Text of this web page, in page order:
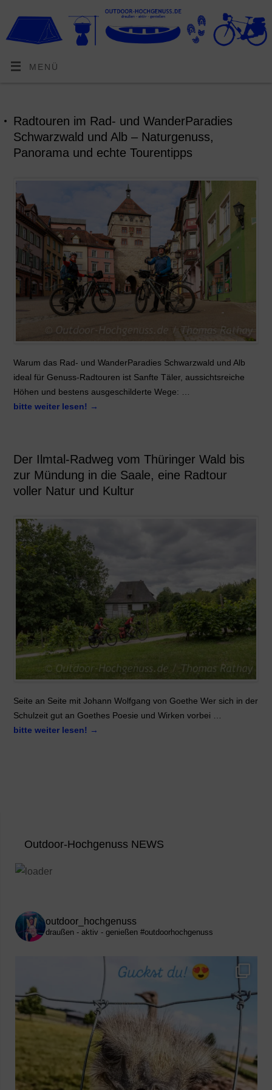
MENÜ
Radtouren im Rad- und WanderParadies
Schwarzwald und Alb – Naturgenuss,
Panorama und echte Tourentipps
Warum das Rad- und WanderParadies Schwarzwald und Alb
ideal für Genuss-Radtouren ist Sanfte Täler, aussichtsreiche
Höhen und bestens ausgeschilderte Wege: …
bitte weiter lesen! →
Der Ilmtal-Radweg vom Thüringer Wald bis
zur Mündung in die Saale, eine Radtour
voller Natur und Kultur
Seite an Seite mit Johann Wolfgang von Goethe Wer sich in der
Schulzeit gut an Goethes Poesie und Wirken vorbei …
bitte weiter lesen! →
Outdoor-Hochgenuss NEWS
outdoor_hochgenuss
draußen - aktiv - genießen #outdoorhochgenuss